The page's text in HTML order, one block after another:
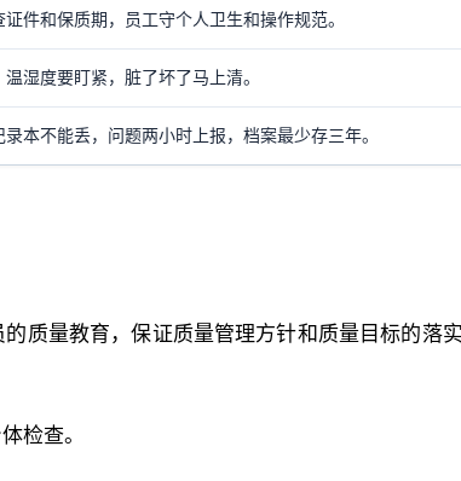
件和保质期，员工守个人卫生和操作规范。
湿度要盯紧，脏了坏了马上清。
本不能丢，问题两小时上报，档案最少存三年。
质量教育，保证质量管理方针和质量目标的落
检查。